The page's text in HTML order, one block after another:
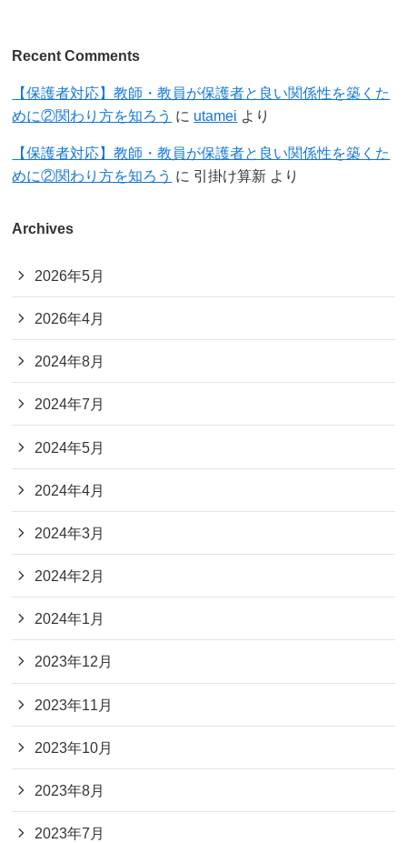
Recent Comments
【保護者対応】教師・教員が保護者と良い関係性を築くた
めに②関わり方を知ろう に utamei より
【保護者対応】教師・教員が保護者と良い関係性を築くた
めに②関わり方を知ろう に 引掛け算新 より
Archives
2026年5月
2026年4月
2024年8月
2024年7月
2024年5月
2024年4月
2024年3月
2024年2月
2024年1月
2023年12月
2023年11月
2023年10月
2023年8月
2023年7月